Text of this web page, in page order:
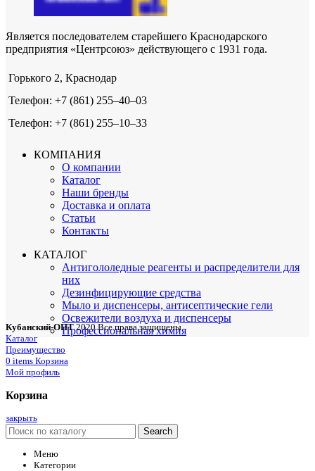
Является последователем старейшего Краснодарского
предприятия «Центрсоюз» действующего с 1931 года.
Горького 2, Краснодар
Телефон: +7 (861) 255‒40‒03
Телефон: +7 (861) 255‒10‒33
КОМПАНИЯ
О компании
Каталог
Наши бренды
Доставка и оплата
Статьи
Контакты
КАТАЛОГ
Антигололедные реагенты и распределители для
них
Дезинфицирующие средства
Мыло и диспенсеры, антисептические гели
Освежители воздуха и диспенсеры
Профессиональная химия
Кубанский-ОПТ 2020 Все права защищены
Каталог
Преимущество
0 items Корзина
Мой профиль
Корзина
закрыть
Search
Меню
Категории